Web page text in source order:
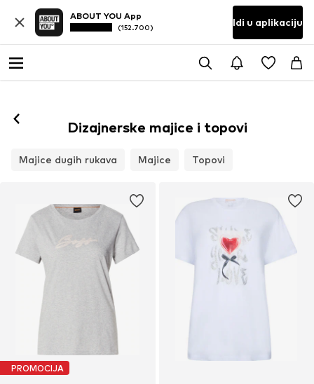
ABOUT YOU App
(152.700) Idi u aplikaciju
Dizajnerske majice i topovi
Majice dugih rukava Majice Topovi
PROMOCIJA